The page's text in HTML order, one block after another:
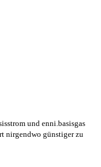
und enni.basisgas
nirgendwo günstiger zu